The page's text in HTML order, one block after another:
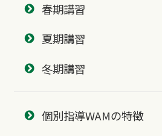
春期講習
夏期講習
冬期講習
個別指導WAMの特徴